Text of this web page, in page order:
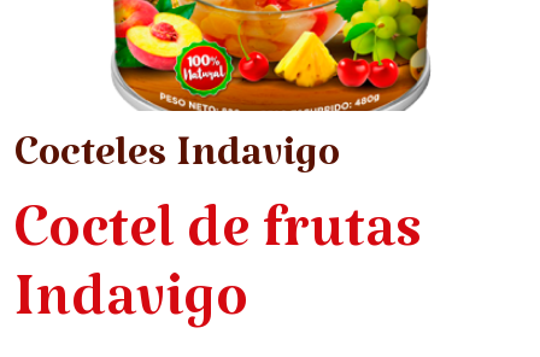
Cocteles Indavigo
Coctel de frutas
Indavigo